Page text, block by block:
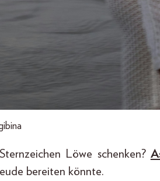
Löwe schenken?
bereiten könnte.